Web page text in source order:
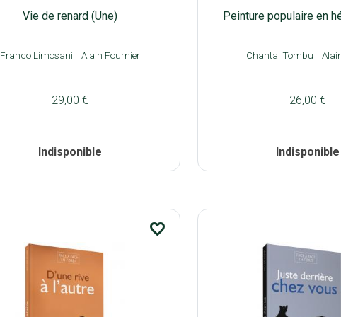
Vie de renard (Une)
Franco Limosani Alain Fournier
29,00 €
Indisponible
Peinture populaire en
Chantal Tombu
26,00 €
Indisponible
favorite_border